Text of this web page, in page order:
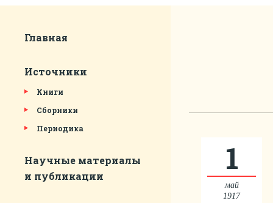
Главная
Источники
Книги
Сборники
Периодика
Научные материалы
и публикации
1
май
1917